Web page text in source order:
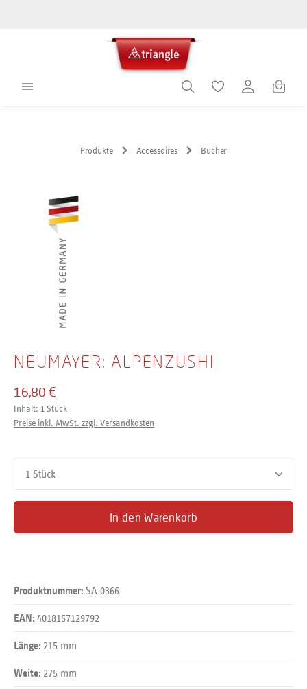
Produkte Accessoires Bücher
NEUMAYER: ALPENZUSHI
16,80 €
Inhalt: 1 Stück
Preise inkl. MwSt. zzgl. Versandkosten
In den Warenkorb
Produktnummer: SA 0366
EAN: 4018157129792
Länge: 215 mm
Weite: 275 mm